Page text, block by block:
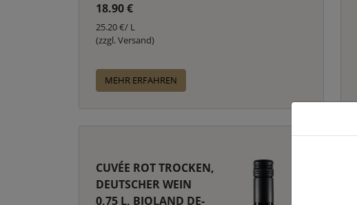
18.90 €
25.20 €/ L
(zzgl. Versand)
MEHR ERFAHREN
CUVÉE ROT TROCKEN,
DEUTSCHER WEIN
0,75 L, BIOLAND DE-